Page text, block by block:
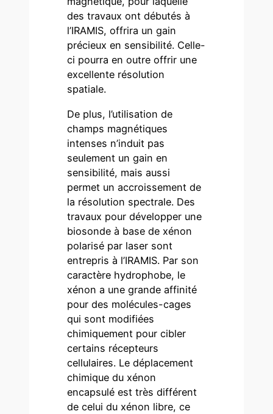
des travaux ont débutés à
l’IRAMIS, offrira un gain
précieux en sensibilité. Celle-
ci pourra en outre offrir une
excellente résolution
spatiale.
De plus, l’utilisation de
champs magnétiques
intenses n’induit pas
seulement un gain en
sensibilité, mais aussi
permet un accroissement de
la résolution spectrale. Des
travaux pour développer une
biosonde à base de xénon
polarisé par laser sont
entrepris à l’IRAMIS. Par son
caractère hydrophobe, le
xénon a une grande affinité
pour des molécules-cages
qui sont modifiées
chimiquement pour cibler
certains récepteurs
cellulaires. Le déplacement
chimique du xénon
encapsulé est très différent
de celui du xénon libre, ce